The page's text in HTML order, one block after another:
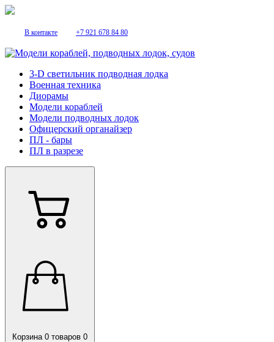
В контакте +7 921 678 84 80
3-D светильник подводная лодка
Военная техника
Диорамы
Модели кораблей
Модели подводных лодок
Офицерский органайзер
ПЛ - бары
ПЛ в разрезе
Корзина 0 товаров 0